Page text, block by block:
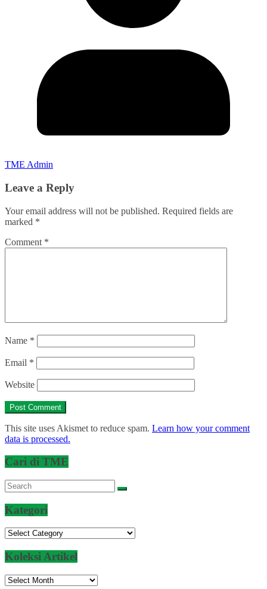
TME Admin
Leave a Reply
Your email address will not be published. Required fields are
marked *
Comment *
Name *
Email *
Website
This site uses Akismet to reduce spam. Learn how your comment
data is processed.
Cari di TME
Kategori
Kategori
Koleksi Artikel
Koleksi